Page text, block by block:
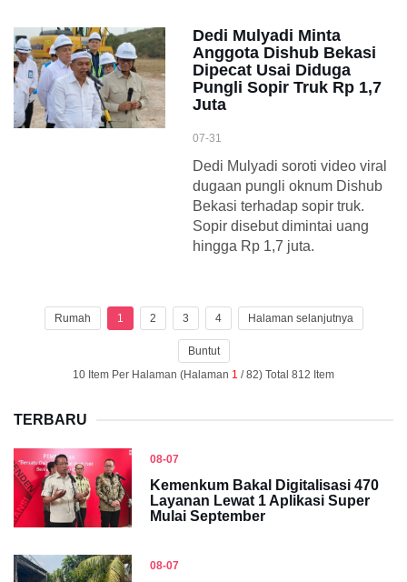
Dedi Mulyadi Minta
Anggota Dishub Bekasi
Dipecat Usai Diduga
Pungli Sopir Truk Rp 1,7
Juta
07-31
Dedi Mulyadi soroti video viral
dugaan pungli oknum Dishub
Bekasi terhadap sopir truk.
Sopir disebut dimintai uang
hingga Rp 1,7 juta.
Rumah 1 2 3 4 Halaman selanjutnya
Buntut
10 Item Per Halaman (Halaman 1 / 82) Total 812 Item
TERBARU
08-07
Kemenkum Bakal Digitalisasi 470
Layanan Lewat 1 Aplikasi Super
Mulai September
08-07